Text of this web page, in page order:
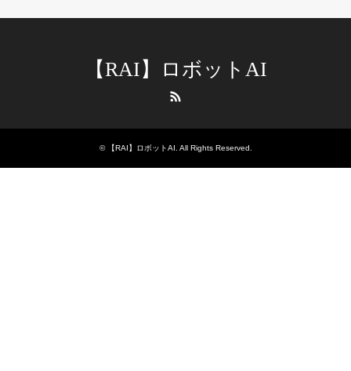
【RAI】ロボットAI
© 【RAI】ロボットAI . All Rights Reserved.